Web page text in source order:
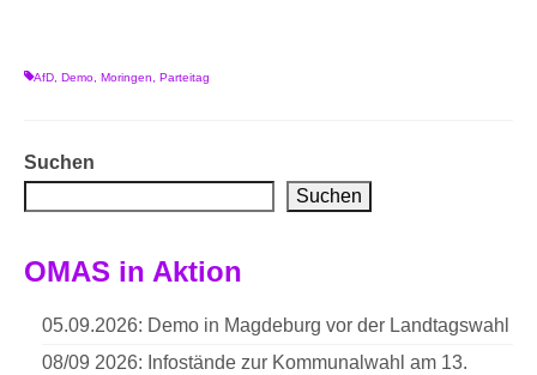
AfD Demo Moringen Parteitag
Suchen
Suchen
OMAS in Aktion
05.09.2026: Demo in Magdeburg vor der Landtagswahl
08/09 2026: Infostände zur Kommunalwahl am 13.